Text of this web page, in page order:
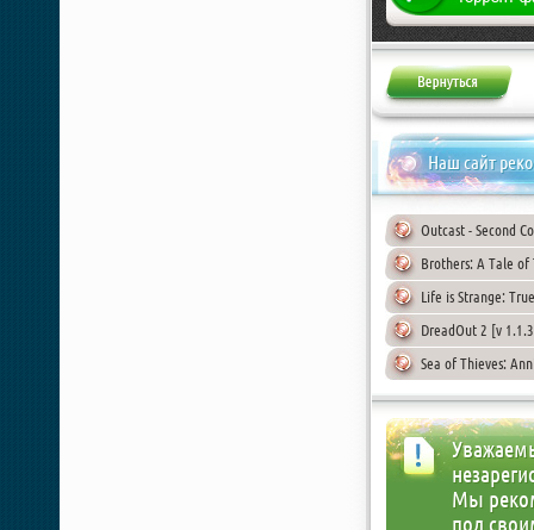
Наш сайт
Outcast - Second
Brothers: A Tale of
Life is Strange:
DreadOut 2 [v
Sea of Thieves:
Мы
под